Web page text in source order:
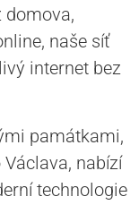
naše síť
internet bez
památkami,
nabízí
technologie